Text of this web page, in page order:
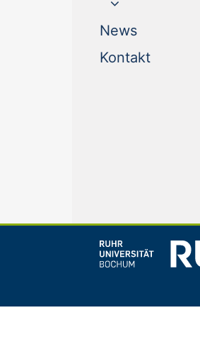
News(current)
Kontakt(current)